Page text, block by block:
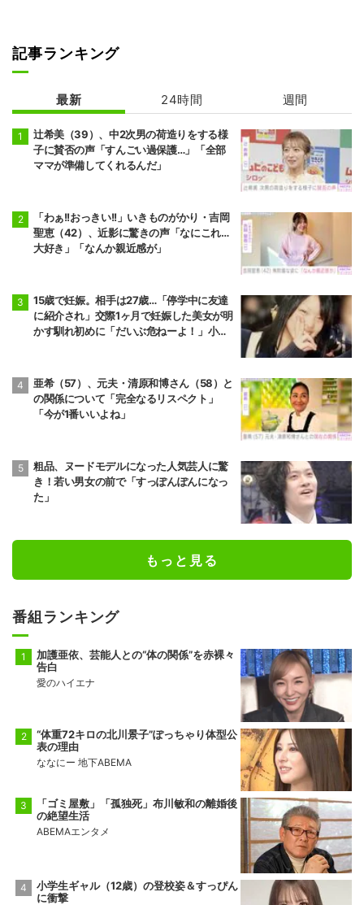
記事ランキング
最新 24時間 週間
辻希美（39）、中2次男の荷造りをする様
子に賛否の声「すんごい過保護…」「全部
ママが準備してくれるんだ」
「わぁ!!おっきい!!」いきものがかり・吉岡
聖恵（42）、近影に驚きの声「なにこれ…
大好き」「なんか親近感が」
15歳で妊娠。相手は27歳…「停学中に友達
に紹介され」交際1ヶ月で妊娠した美女が明
かす馴れ初めに「だいぶ危ねーよ！」小森
亜希（57）、元夫・清原和博さん（58）と
の関係について「完全なるリスペクト」
「今が1番いいよね」
粗品、ヌードモデルになった人気芸人に驚
き！若い男女の前で「すっぽんぽんになっ
た」
もっと見る
番組ランキング
加護亜依、芸能人との“体の関係”を赤裸々
告白
愛のハイエナ
“体重72キロの北川景子”ぽっちゃり体型公
表の理由
ななにー 地下ABEMA
「ゴミ屋敷」「孤独死」布川敏和の離婚後
の絶望生活
ABEMAエンタメ
小学生ギャル（12歳）の登校姿＆すっぴん
に衝撃